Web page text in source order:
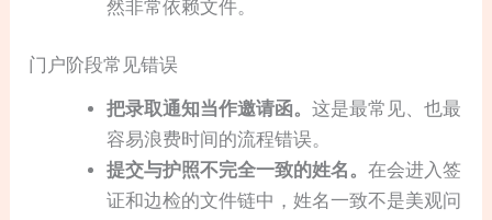
然非常依赖文件。
门户阶段常见错误
把录取通知当作邀请函。这是最常见、也最
容易浪费时间的流程错误。
提交与护照不完全一致的姓名。在会进入签
证和边检的文件链中，姓名一致不是美观问